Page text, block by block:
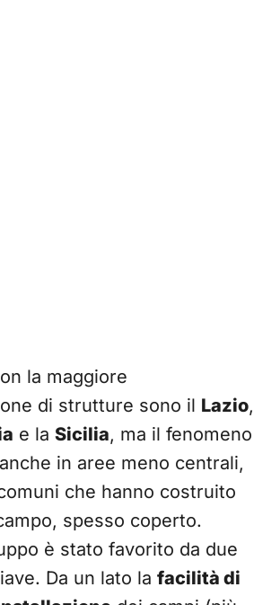
la maggiore
di strutture sono il Lazio,
e la Sicilia, ma il fenomeno
in aree meno centrali,
che hanno costruito
spesso coperto.
è stato favorito da due
Da un lato la facilità di